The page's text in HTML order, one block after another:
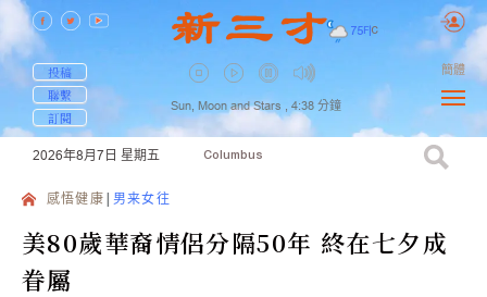
75F| C
投稿
聯繫
訂閱
Sun, Moon and Stars , 4:38 分鐘
簡體
2026年8月7日 星期五 Columbus
感悟健康 男来女往
美80歲華裔情侶分隔50年 終在七夕成
眷屬